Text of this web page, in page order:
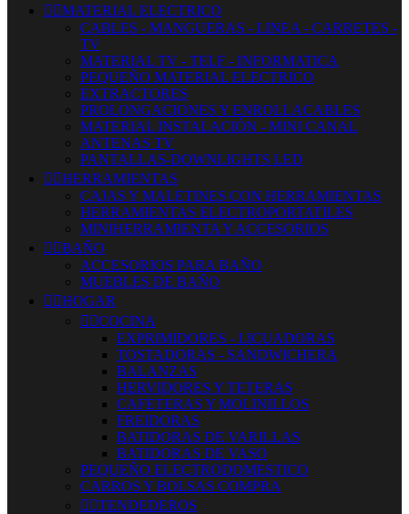
 MATERIAL ELECTRICO
CABLES - MANGUERAS - LINEA - CARRETES -
TV
MATERIAL TV - TELF - INFORMATICA
PEQUEÑO MATERIAL ELECTRICO
EXTRACTORES
PROLONGACIONES Y ENROLLACABLES
MATERIAL INSTALACIÓN - MINI CANAL
ANTENAS TV
PANTALLAS-DOWNLIGHTS LED
 HERRAMIENTAS
CAJAS Y MALETINES CON HERRAMIENTAS
HERRAMIENTAS ELECTROPORTATILES
MINIHERRAMIENTA Y ACCESORIOS
 BAÑO
ACCESORIOS PARA BAÑO
MUEBLES DE BAÑO
 HOGAR
 COCINA
EXPRIMIDORES - LICUADORAS
TOSTADORAS - SANDWICHERA
BALANZAS
HERVIDORES Y TETERAS
CAFETERAS Y MOLINILLOS
FREIDORAS
BATIDORAS DE VARILLAS
BATIDORAS DE VASO
PEQUEÑO ELECTRODOMESTICO
CARROS Y BOLSAS COMPRA
 TENDEDEROS